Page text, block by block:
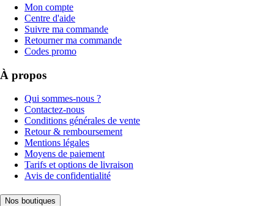
Mon compte
Centre d'aide
Suivre ma commande
Retourner ma commande
Codes promo
À propos
Qui sommes-nous ?
Contactez-nous
Conditions générales de vente
Retour & remboursement
Mentions légales
Moyens de paiement
Tarifs et options de livraison
Avis de confidentialité
Nos boutiques